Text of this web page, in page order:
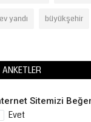
ev yandı büyükşehir
ANKETLER
Sitemizi
Evet